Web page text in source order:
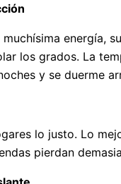
energía,
los grados. La
y se duerme
lo justo. Lo
pierdan